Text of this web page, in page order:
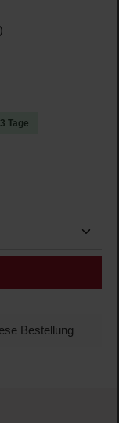
Tage
Wert ein
Bestellung